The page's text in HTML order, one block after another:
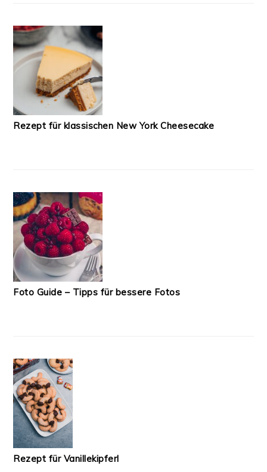
Rezept für klassischen New York Cheesecake
Foto Guide – Tipps für bessere Fotos
Rezept für Vanillekipferl